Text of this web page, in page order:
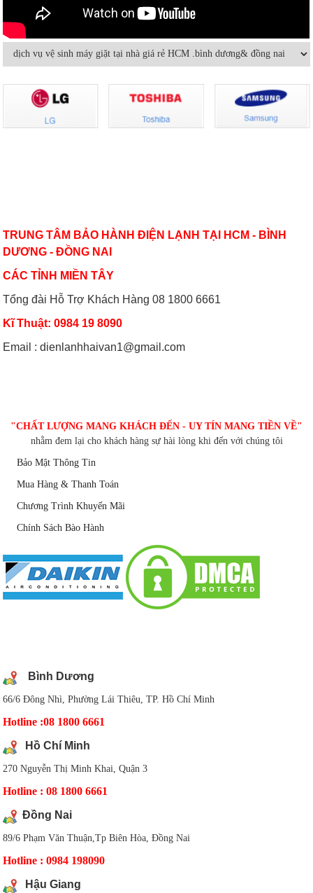
Bảo dưỡng điều hoà và những điều
Có nên bật/tắt máy lạnh liên tục để
Hướng dẫn sử dụng điều hòa đúng
TRUNG TÂM BẢO HÀNH ĐIỆN LẠNH TẠI HCM - BÌNH
DƯƠNG - ĐỒNG NAI
CÁC TỈNH MIỀN TÂY
Tổng đài Hỗ Trợ Khách Hàng 08 1800 6661
Kĩ Thuật: 0984 19 8090
Email : dienlanhhaivan1@gmail.com
"CHẤT LƯỢNG MANG KHÁCH ĐẾN - UY TÍN MANG TIỀN VỀ"
nhằm đem lại cho khách hàng sự hài lòng khi đến với chúng tôi
Bảo Mật Thông Tin
Mua Hàng & Thanh Toán
Chương Trình Khuyến Mãi
Chính Sách Bào Hành
Bình Dương
66/6 Đông Nhì, Phường Lái Thiêu, TP. Hồ Chí Minh
Hotline :08 1800 6661
Hồ Chí Minh
270 Nguyễn Thị Minh Khai, Quận 3
Hotline : 08 1800 6661
Đồng Nai
89/6 Phạm Văn Thuận,Tp Biên Hòa, Đồng Nai
Hotline : 0984 198090
Hậu Giang